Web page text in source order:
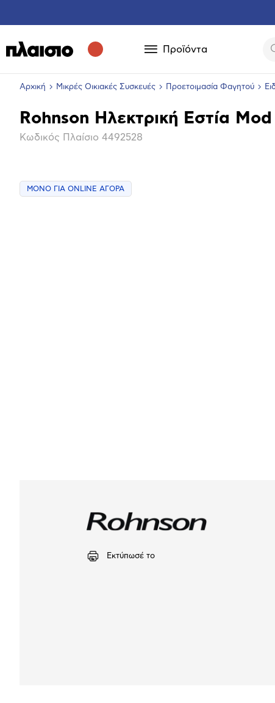
Προϊόντα
Αρχική Μικρές Οικιακές Συσκευές Προετοιμασία Φαγητού
Βασικά
Rohnson Ηλεκτρική Εστία
Κωδικός Πλαίσιο 4492528
ΜΟΝΟ ΓΙΑ ONLINE ΑΓΟΡΑ
Εκτύπωσέ το